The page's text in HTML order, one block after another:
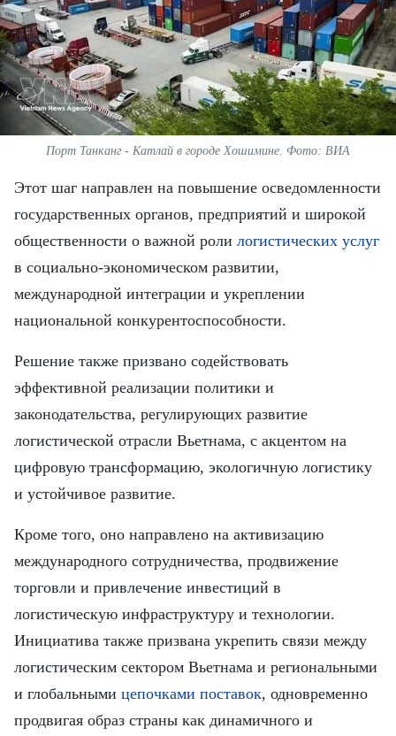
О ГАЗЕТЕ «НЯНЗАН»
TIẾNG VIỆT
ENGLISH
ESPAÑOL
Порт Танканг - Катлай в городе Хошимине. Фото: ВИА
Этот шаг направлен на повышение осведомленности
государственных органов, предприятий и широкой
общественности о важной роли логистических услуг
в социально-экономическом развитии,
международной интеграции и укреплении
национальной конкурентоспособности.
Решение также призвано содействовать
эффективной реализации политики и
законодательства, регулирующих развитие
логистической отрасли Вьетнама, с акцентом на
цифровую трансформацию, экологичную логистику
и устойчивое развитие.
Кроме того, оно направлено на активизацию
международного сотрудничества, продвижение
торговли и привлечение инвестиций в
логистическую инфраструктуру и технологии.
Инициатива также призвана укрепить связи между
логистическим сектором Вьетнама и региональными
и глобальными цепочками поставок, одновременно
продвигая образ страны как динамичного и